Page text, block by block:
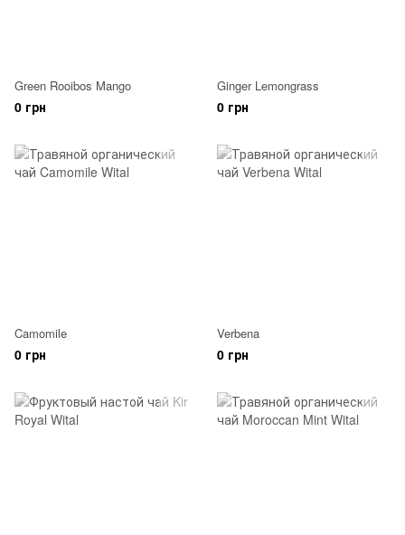
Green Rooibos Mango
0 грн
Ginger Lemongrass
0 грн
Camomile
0 грн
Verbena
0 грн